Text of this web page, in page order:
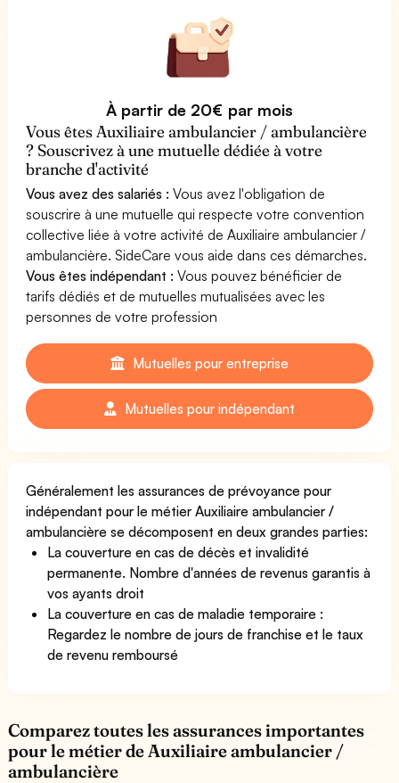
À partir de 20€ par mois
Vous êtes Auxiliaire ambulancier / ambulancière
? Souscrivez à une mutuelle dédiée à votre
branche d'activité
Vous avez des salariés : Vous avez l'obligation de
souscrire à une mutuelle qui respecte votre convention
collective liée à votre activité de Auxiliaire ambulancier /
ambulancière. SideCare vous aide dans ces démarches.
Vous êtes indépendant : Vous pouvez bénéficier de
tarifs dédiés et de mutuelles mutualisées avec les
personnes de votre profession
Mutuelles pour entreprise
Mutuelles pour indépendant
Généralement les assurances de prévoyance pour
indépendant pour le métier Auxiliaire ambulancier /
ambulancière se décomposent en deux grandes parties:
La couverture en cas de décès et invalidité
permanente. Nombre d'années de revenus garantis à
vos ayants droit
La couverture en cas de maladie temporaire :
Regardez le nombre de jours de franchise et le taux
de revenu remboursé
Comparez toutes les assurances importantes
pour le métier de Auxiliaire ambulancier /
ambulancière